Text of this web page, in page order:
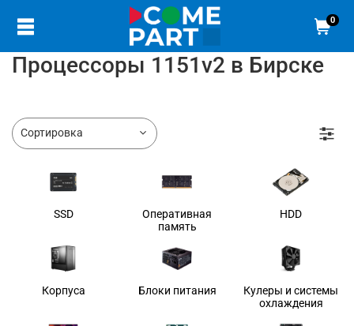
0
Процессоры 1151v2 в Бирске
SSD
Оперативная
память
HDD
Корпуса Блоки питания
Кулеры и системы
охлаждения